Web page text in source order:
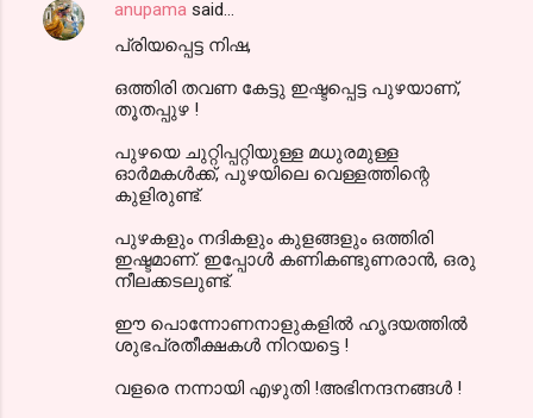
anupama said…
പ്രിയപ്പെട്ട നിഷ,
ഒത്തിരി തവണ കേട്ടു ഇഷ്ടപ്പെട്ട പുഴയാണ്,
തൂതപ്പുഴ !
പുഴയെ ചുറ്റിപ്പറ്റിയുള്ള മധുരമുള്ള
ഓര്‍മകള്‍ക്ക്, പുഴയിലെ വെള്ളത്തിന്റെ
കുളിരുണ്ട്.
പുഴകളും നദികളും കുളങ്ങളും ഒത്തിരി
ഇഷ്ടമാണ്. ഇപ്പോള്‍ കണികണ്ടുണരാന്‍, ഒരു
നീലക്കടലുണ്ട്.
ഈ പൊന്നോണനാളുകളില്‍ ഹൃദയത്തില്‍
ശുഭപ്രതീക്ഷകള്‍ നിറയട്ടെ !
വളരെ നന്നായി എഴുതി !അഭിനന്ദനങ്ങള്‍ !